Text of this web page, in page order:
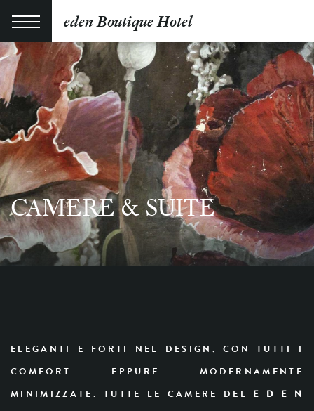
eden Boutique Hotel
CAMERE & SUITE
ELEGANTI E FORTI NEL DESIGN, CON TUTTI I
COMFORT EPPURE MODERNAMENTE
MINIMIZZATE. TUTTE LE CAMERE DEL E D E N